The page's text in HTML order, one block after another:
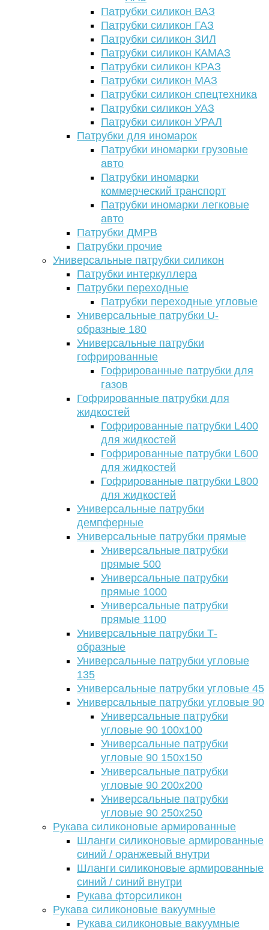
Патрубки силикон ВАЗ
Патрубки силикон ГАЗ
Патрубки силикон ЗИЛ
Патрубки силикон КАМАЗ
Патрубки силикон КРАЗ
Патрубки силикон МАЗ
Патрубки силикон спецтехника
Патрубки силикон УАЗ
Патрубки силикон УРАЛ
Патрубки для иномарок
Патрубки иномарки грузовые
авто
Патрубки иномарки
коммерческий транспорт
Патрубки иномарки легковые
авто
Патрубки ДМРВ
Патрубки прочие
Универсальные патрубки силикон
Патрубки интеркуллера
Патрубки переходные
Патрубки переходные угловые
Универсальные патрубки U-
образные 180
Универсальные патрубки
гофрированные
Гофрированные патрубки для
газов
Гофрированные патрубки для
жидкостей
Гофрированные патрубки L400
для жидкостей
Гофрированные патрубки L600
для жидкостей
Гофрированные патрубки L800
для жидкостей
Универсальные патрубки
демпферные
Универсальные патрубки прямые
Универсальные патрубки
прямые 500
Универсальные патрубки
прямые 1000
Универсальные патрубки
прямые 1100
Универсальные патрубки Т-
образные
Универсальные патрубки угловые
135
Универсальные патрубки угловые 45
Универсальные патрубки угловые 90
Универсальные патрубки
угловые 90 100х100
Универсальные патрубки
угловые 90 150х150
Универсальные патрубки
угловые 90 200х200
Универсальные патрубки
угловые 90 250х250
Рукава силиконовые армированные
Шланги силиконовые армированные
синий / оранжевый внутри
Шланги силиконовые армированные
синий / синий внутри
Рукава фторсиликон
Рукава силиконовые вакуумные
Рукава силиконовые вакуумные